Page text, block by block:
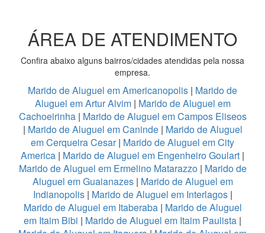
ÁREA DE ATENDIMENTO
Confira abaixo alguns bairros/cidades atendidas pela nossa
empresa.
Marido de Aluguel em Americanopolis | Marido de
Aluguel em Artur Alvim | Marido de Aluguel em
Cachoeirinha| Marido de Aluguel em Campos Eliseos
| Marido de Aluguel em Caninde| Marido de Aluguel
em Cerqueira Cesar| Marido de Aluguel em City
America | Marido de Aluguel em Engenheiro Goulart |
Marido de Aluguel em Ermelino Matarazzo | Marido de
Aluguel em Guaianazes| Marido de Aluguel em
Indianopolis| Marido de Aluguel em Interlagos|
Marido de Aluguel em Itaberaba| Marido de Aluguel
em Itaim Bibi | Marido de Aluguel em Itaim Paulista |